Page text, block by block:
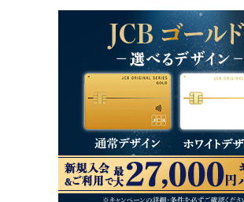
アメックスグリーン
アメックスプラチナのインビテ
く時期
1回インビテーションをスルーし
インビテーション申し込みと直